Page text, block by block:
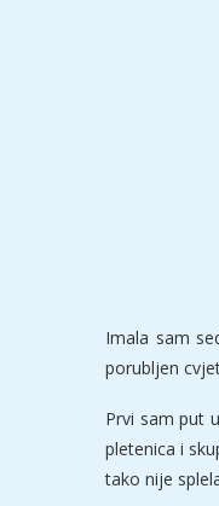
Imala sam
porubljen
Prvi sam put
pletenica i
tako nije